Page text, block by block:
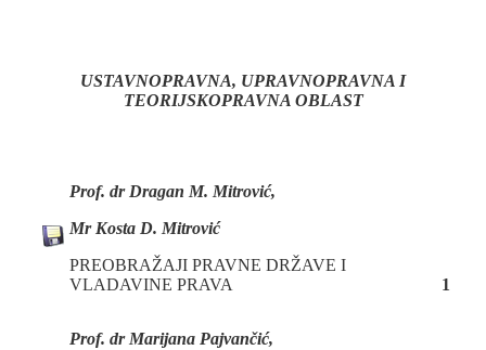
USTAVNOPRAVNA, UPRAVNOPRAVNA I
TEORIJSKOPRAVNA OBLAST
Prof. dr Dragan M. Mitrović,
Mr Kosta D. Mitrović
PREOBRAŽAJI PRAVNE DRŽAVE I
VLADAVINE PRAVA
1
Prof. dr Marijana Pajvančić,